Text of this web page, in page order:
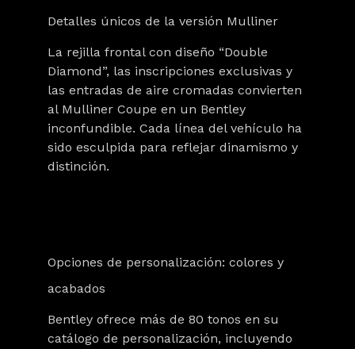
Detalles únicos de la versión Mulliner
La rejilla frontal con diseño “Double
Diamond”, las inscripciones exclusivas y
las entradas de aire cromadas convierten
al Mulliner Coupe en un Bentley
inconfundible. Cada línea del vehículo ha
sido esculpida para reflejar dinamismo y
distinción.
Opciones de personalización: colores y
acabados
Bentley ofrece más de 80 tonos en su
catálogo de personalización, incluyendo